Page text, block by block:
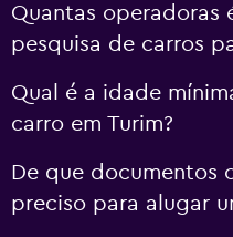
Quantas operadoras
pesquisa de carros
Qual é a idade
carro em Turim?
De que documentos
preciso para alugar